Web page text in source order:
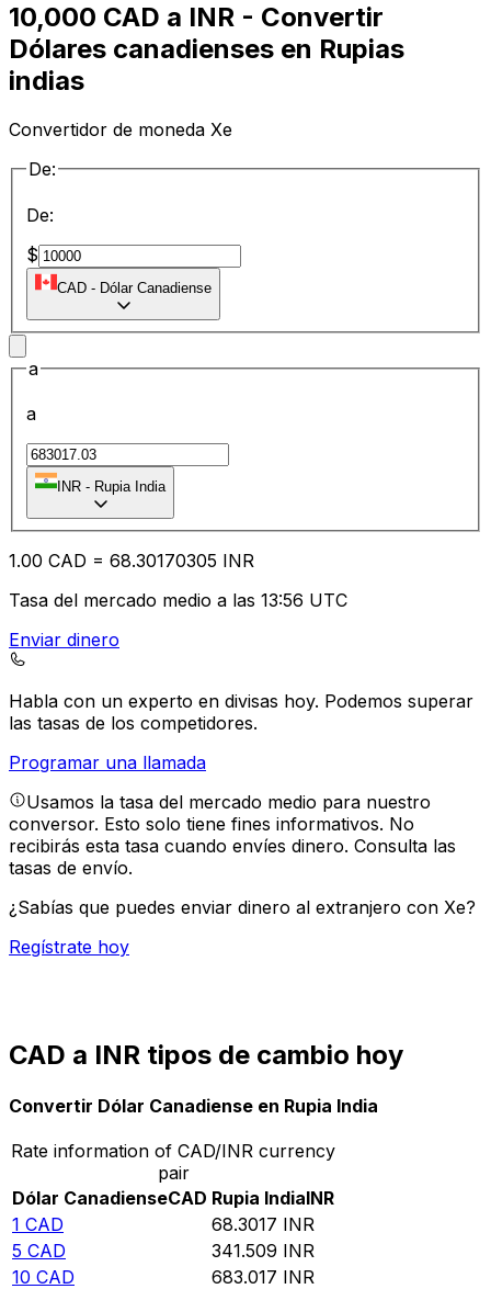
10,000 CAD a INR - Convertir
Dólares canadienses en Rupias
indias
Convertidor de moneda Xe
De:
De:
$
CAD - Dólar Canadiense
a
a
INR - Rupia India
1.00 CAD = 68.30170305 INR
Tasa del mercado medio a las 13:56 UTC
Enviar dinero
Habla con un experto en divisas hoy. Podemos superar
las tasas de los competidores.
Programar una llamada
Usamos la tasa del mercado medio para nuestro
conversor. Esto solo tiene fines informativos. No
recibirás esta tasa cuando envíes dinero. Consulta las
tasas de envío.
¿Sabías que puedes enviar dinero al extranjero con Xe?
Regístrate hoy
CAD a INR tipos de cambio hoy
Convertir Dólar Canadiense en Rupia India
Rate information of CAD/INR currency
pair
Dólar CanadienseCAD Rupia IndiaINR
1 CAD 68.3017 INR
5 CAD 341.509 INR
10 CAD 683.017 INR